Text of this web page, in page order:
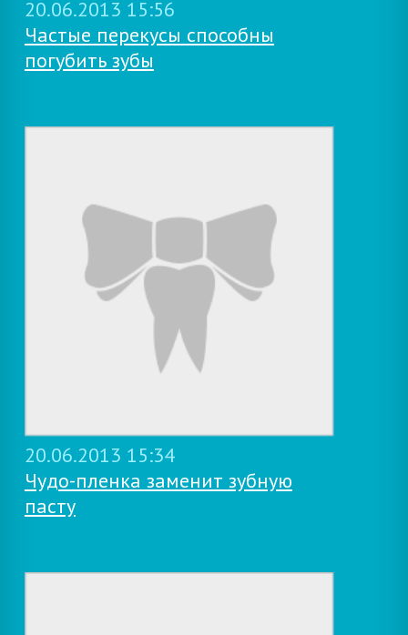
20.06.2013 15:56
Частые перекусы способны
погубить зубы
20.06.2013 15:34
Чудо-пленка заменит зубную
пасту